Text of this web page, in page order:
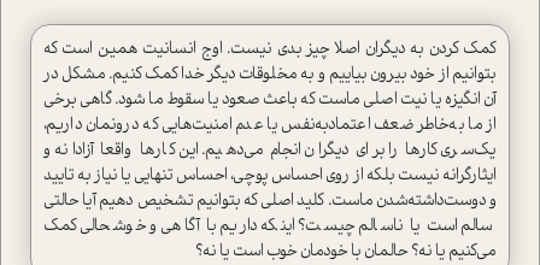
کمک کردن به دیگران اصلا چیز بدی نیست. اوج انسانیت همین است که
بتوانیم از خود بیرون بیاییم و به مخلوقات دیگر خدا کمک کنیم. مشکل در
آن انگیزه یا نیت اصلی ماست که باعث‌ صعود یا سقوط ما شود. گاهی برخی
از ما به‌خاطر ضعف اعتمادبه‌نفس یا عدم امنیت‌هایی که درونمان داریم،
یک‌سری کارها را برای دیگران انجام می‌دهیم. این کارها واقعا آزادانه و
ایثارگرانه نیست بلکه از روی احساس پوچی، احساس تنهایی یا نیاز به تایید
و دوست‌داشته‌شدن ماست. کلید اصلی که بتوانیم تشخیص دهیم آیا حالتی
سالم است یا ناسالم چیست؟ اینکه داریم با آگاهی و خوشحالی کمک
می‌کنیم یا نه؟ حالمان با خودمان خوب است یا نه؟